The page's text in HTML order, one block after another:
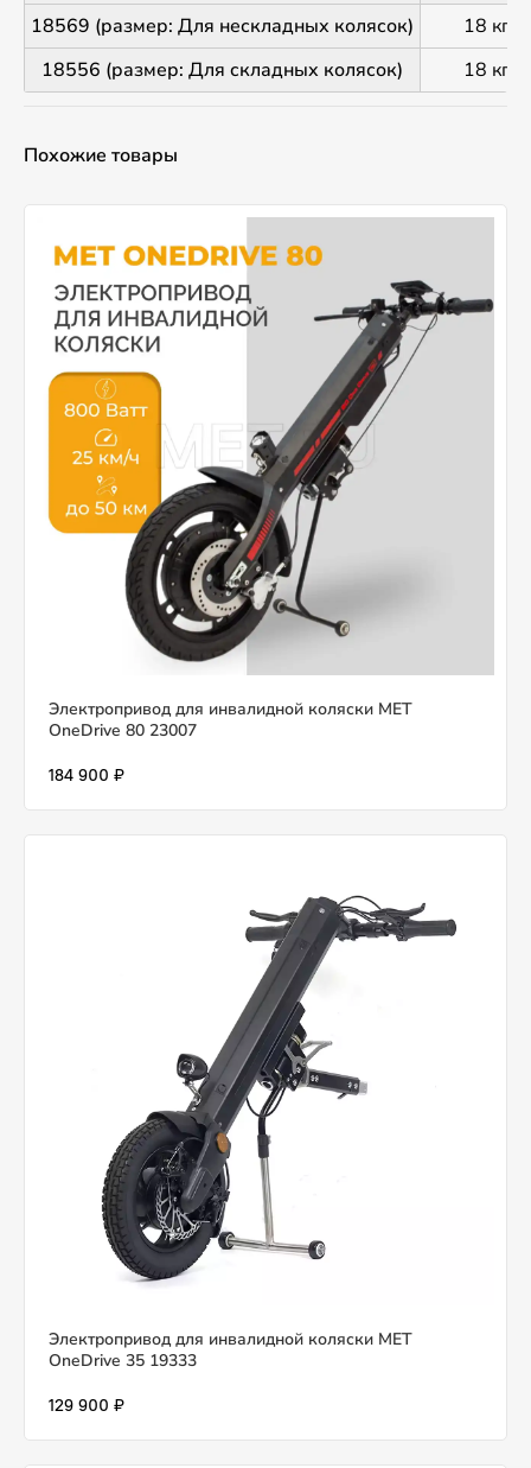
18569 (размер: Для нескладных колясок)
18 кг
18556 (размер: Для складных колясок)
18 кг
Похожие товары
Электропривод для инвалидной коляски MET
OneDrive 80 23007
184 900 ₽
Электропривод для инвалидной коляски MET
OneDrive 35 19333
129 900 ₽